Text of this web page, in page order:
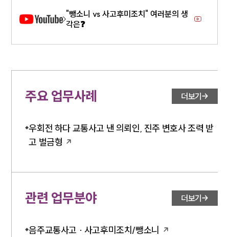
"뺑소니 vs 사고후미조치" 여러분의 생
각은❓
주요 업무사례 더보기
우회전 하다 교통사고 낸 의뢰인, 진주 변호사 조력 받
고 벌금형
관련 업무분야 더보기
음주교통사고 · 사고후미조치/뺑소니